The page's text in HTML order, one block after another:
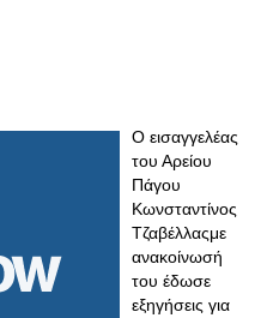
Ο εισαγγελέας
του Αρείου
Πάγου
Κωνσταντίνος
Τζαβέλλαςμε
ανακοίνωσή
του έδωσε
εξηγήσεις για